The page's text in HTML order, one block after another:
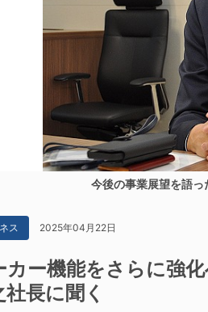
今後の事業展望を語
ス 2025年04月22日
カー機能をさらに
社長に聞く